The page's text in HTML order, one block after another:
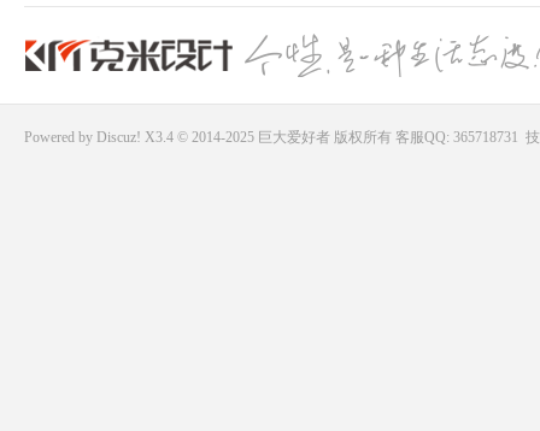
Powered by Discuz! X3.4 © 2014-2025 巨大爱好者版权所有 客服QQ: 365718731